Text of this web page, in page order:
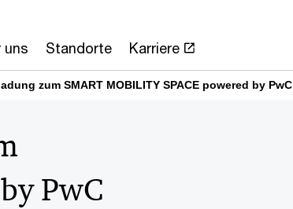
uns Standorte Karriere
zum SMART MOBILITY SPACE powered by PwC
PwC